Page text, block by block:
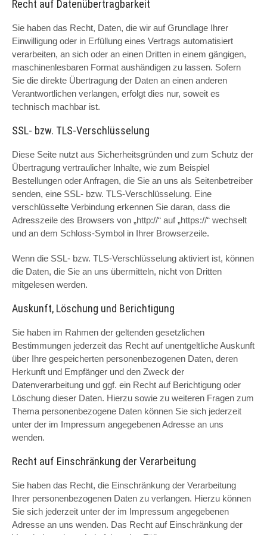
Recht auf Datenübertragbarkeit
Sie haben das Recht, Daten, die wir auf Grundlage Ihrer
Einwilligung oder in Erfüllung eines Vertrags automatisiert
verarbeiten, an sich oder an einen Dritten in einem gängigen,
maschinenlesbaren Format aushändigen zu lassen. Sofern
Sie die direkte Übertragung der Daten an einen anderen
Verantwortlichen verlangen, erfolgt dies nur, soweit es
technisch machbar ist.
SSL- bzw. TLS-Verschlüsselung
Diese Seite nutzt aus Sicherheitsgründen und zum Schutz der
Übertragung vertraulicher Inhalte, wie zum Beispiel
Bestellungen oder Anfragen, die Sie an uns als Seitenbetreiber
senden, eine SSL- bzw. TLS-Verschlüsselung. Eine
verschlüsselte Verbindung erkennen Sie daran, dass die
Adresszeile des Browsers von „http://“ auf „https://“ wechselt
und an dem Schloss-Symbol in Ihrer Browserzeile.
Wenn die SSL- bzw. TLS-Verschlüsselung aktiviert ist, können
die Daten, die Sie an uns übermitteln, nicht von Dritten
mitgelesen werden.
Auskunft, Löschung und Berichtigung
Sie haben im Rahmen der geltenden gesetzlichen
Bestimmungen jederzeit das Recht auf unentgeltliche Auskunft
über Ihre gespeicherten personenbezogenen Daten, deren
Herkunft und Empfänger und den Zweck der
Datenverarbeitung und ggf. ein Recht auf Berichtigung oder
Löschung dieser Daten. Hierzu sowie zu weiteren Fragen zum
Thema personenbezogene Daten können Sie sich jederzeit
unter der im Impressum angegebenen Adresse an uns
wenden.
Recht auf Einschränkung der Verarbeitung
Sie haben das Recht, die Einschränkung der Verarbeitung
Ihrer personenbezogenen Daten zu verlangen. Hierzu können
Sie sich jederzeit unter der im Impressum angegebenen
Adresse an uns wenden. Das Recht auf Einschränkung der